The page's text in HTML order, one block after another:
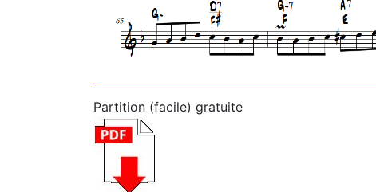
Partition (facile) gratuite